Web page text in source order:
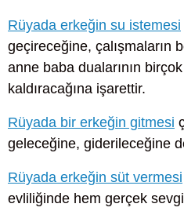
Rüyada erkeğin su istemesi
geçireceğine, çalışmaların
anne baba dualarının
kaldıracağına işarettir.
Rüyada bir erkeğin gitmesi
geleceğine, giderileceğine
Rüyada erkeğin süt vermesi
evliliğinde hem gerçek